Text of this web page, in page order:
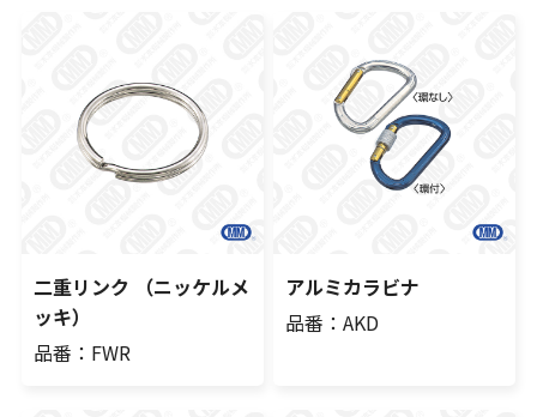
二重リンク （ニッケルメ
ッキ）
品番：FWR
アルミカラビナ
品番：AKD